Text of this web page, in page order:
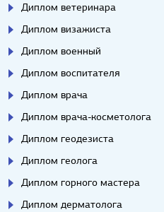
Диплом ветеринара
Диплом визажиста
Диплом военный
Диплом воспитателя
Диплом врача
Диплом врача-косметолога
Диплом геодезиста
Диплом геолога
Диплом горного мастера
Диплом дерматолога